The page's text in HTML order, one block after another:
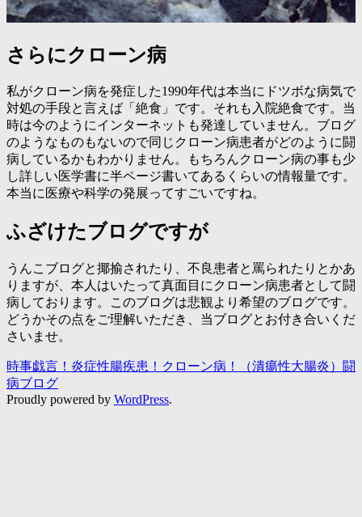
さらにクローン病
私がクローン病を発症した1990年代は本当にドツボな病気で
対処の手段と言えば「絶食」です。それも入院絶食です。当
時は今のようにインターネットも発達していません。ブログ
のようなものもないので同じクローン病患者がどのように闘
病しているかもわかりません。もちろんクローン病の事も少
し詳しい医学書に半ページ書いてあるくらいの情報量です。
本当に医療や科学の発展ってすごいですね。
ふざけたブログですが
うんこブログと揶揄されたり、不良患者と罵られたりとかあ
りますが、本人はいたって真面目にクローン病患者として闘
病しております。このブログは悲観より希望のブログです。
どうかその点をご理解いただき、当ブログとお付き合いくだ
さいませ。
時事戯言！炎症性腸疾患！クローン病！（潰瘍性大腸炎）闘
病ブログ
Proudly powered by WordPress.